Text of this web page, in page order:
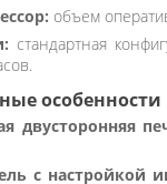
объем
стандартная
особенности
двусторонняя
с настройкой